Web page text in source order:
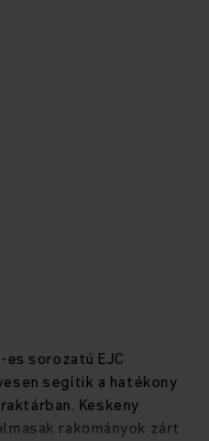
sorozatú EJC
segítik a hatékony
Keskeny
rakományok zárt